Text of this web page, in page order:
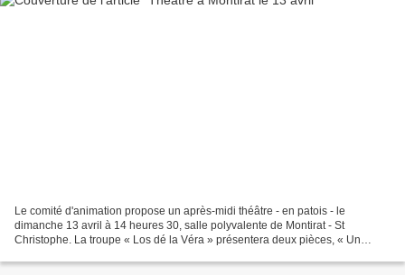
Le comité d'animation propose un après-midi théâtre - en patois - le
dimanche 13 avril à 14 heures 30, salle polyvalente de Montirat - St
Christophe. La troupe « Los dé la Véra » présentera deux pièces, « Un